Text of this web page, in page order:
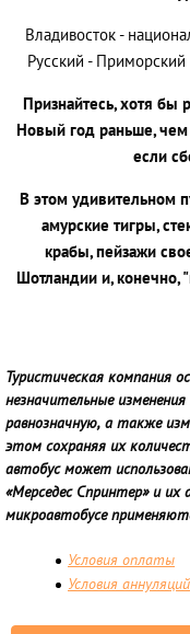
Владивосток -
Русский -
Признайтесь, хотя бы
Новый год раньше,
если
В этом удивительном
амурские тигры,
крабы, пейзажи
Шотландии и, конечно,
Туристическая компания
незначительные
равнозначную, а также
этом сохраняя их
автобус может
«Мерседес Спринтер» и их
микроавтобусе
Условия оплаты
Условия аннуляций